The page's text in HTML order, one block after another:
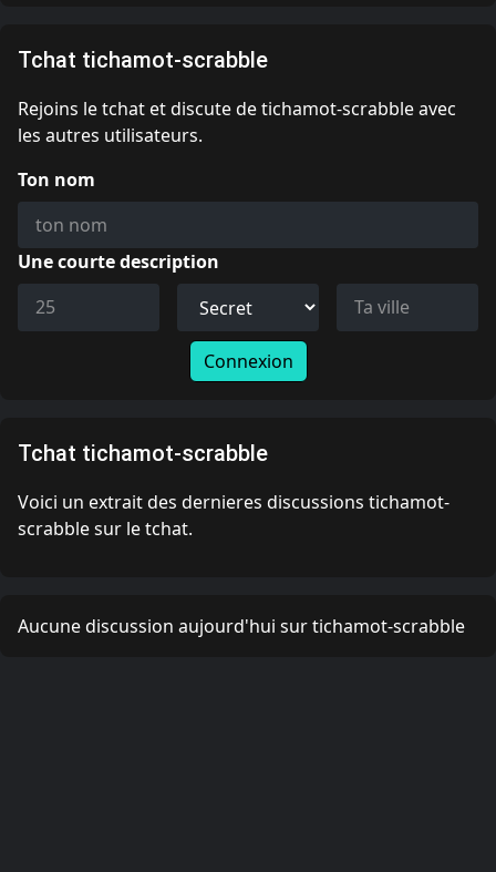
Tchat tichamot-scrabble
Rejoins le tchat et discute de tichamot-scrabble avec
les autres utilisateurs.
Ton nom
Une courte description
Connexion
Tchat tichamot-scrabble
Voici un extrait des dernieres discussions tichamot-
scrabble sur le tchat.
Aucune discussion aujourd'hui sur tichamot-scrabble